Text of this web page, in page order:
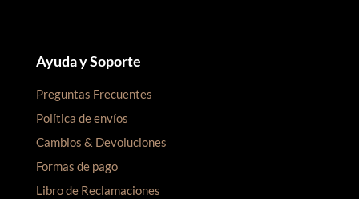
Ayuda y Soporte
Preguntas Frecuentes
Política de envíos
Cambios & Devoluciones
Formas de pago
Libro de Reclamaciones